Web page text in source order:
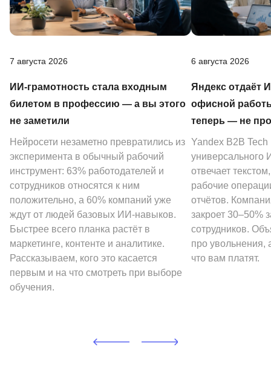
7 августа 2026
ИИ-грамотность стала входным
билетом в профессию — а вы этого
не заметили
Нейросети незаметно превратились из
эксперимента в обычный рабочий
инструмент: 63% работодателей и
сотрудников относятся к ним
положительно, а 60% компаний уже
ждут от людей базовых ИИ-навыков.
Быстрее всего планка растёт в
маркетинге, контенте и аналитике.
Рассказываем, кого это касается
первым и на что смотреть при выборе
обучения.
6 августа 2026
Яндекс отдаёт
офисной
теперь — не
Yandex B2B Tech
универсального
отвечает
рабочие
отчётов.
закроет 30–50%
сотрудников.
про увольнения,
что вам платят.